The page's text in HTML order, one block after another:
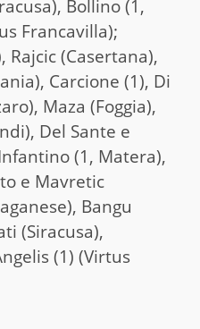
Bollino (1,
Francavilla);
Rajcic (Casertana),
Carcione (1), Di
Maza (Foggia),
Del Sante e
(1, Matera),
e Mavretic
Bangu
(Siracusa),
(1) (Virtus